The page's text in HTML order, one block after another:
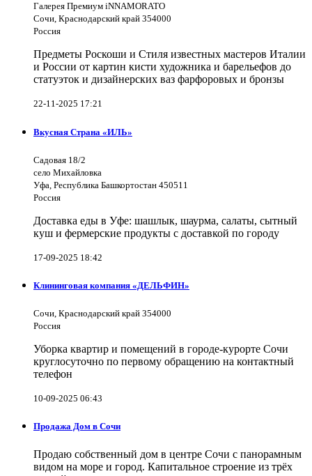
Галерея Премиум iNNAMORATO
Сочи, Краснодарский край 354000
Россия
Предметы Роскоши и Стиля известных мастеров Италии
и России от картин кисти художника и барельефов до
статуэток и дизайнерских ваз фарфоровых и бронзы
22-11-2025 17:21
Вкусная Страна «ИЛЬ»
Садовая 18/2
село Михайловка
Уфа, Республика Башкортостан 450511
Россия
Доставка еды в Уфе: шашлык, шаурма, салаты, сытный
куш и фермерские продукты с доставкой по городу
17-09-2025 18:42
Клининговая компания «ДЕЛЬФИН»
Сочи, Краснодарский край 354000
Россия
Уборка квартир и помещений в городе-курорте Сочи
круглосуточно по первому обращению на контактный
телефон
10-09-2025 06:43
Продажа Дом в Сочи
Продаю собственный дом в центре Сочи с панорамным
видом на море и город. Капитальное строение из трёх